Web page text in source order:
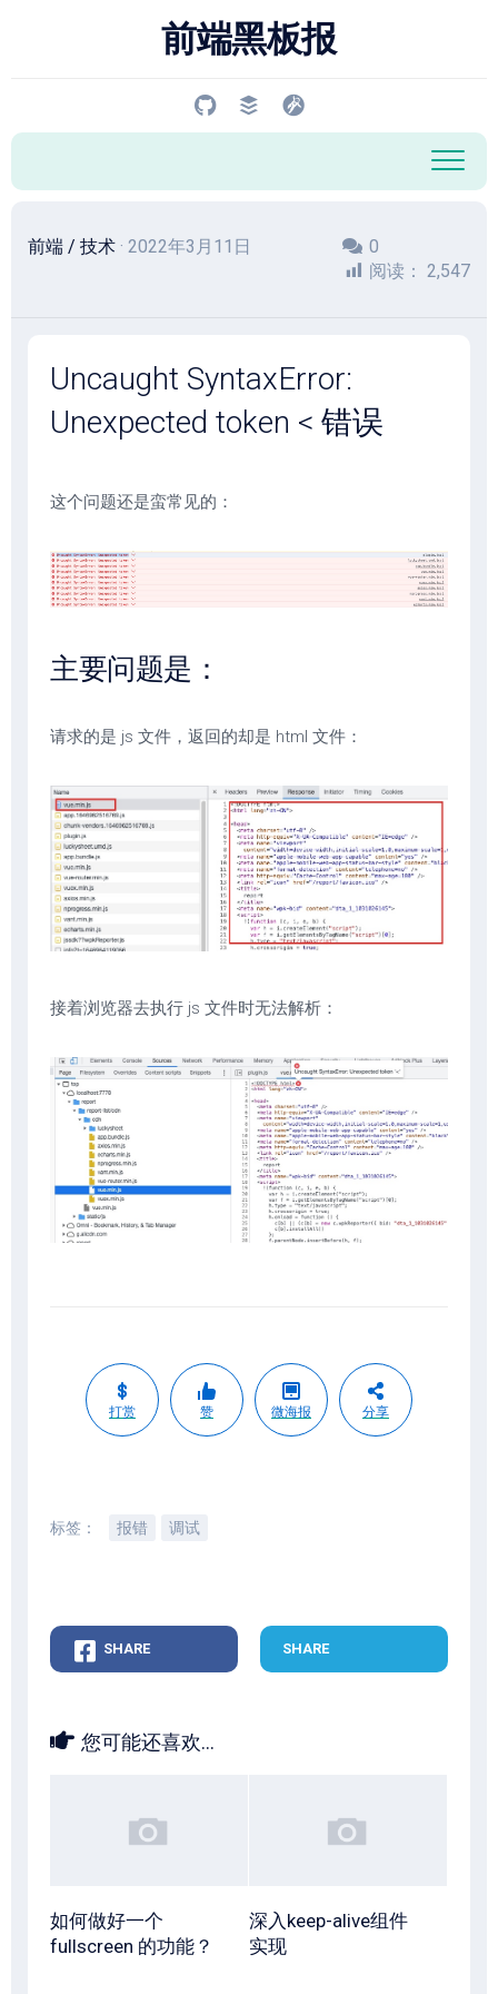
前端黑板报
前端 / 技术 · 2022年3月11日
0
阅读： 2,547
Uncaught SyntaxError:
Unexpected token < 错误
这个问题还是蛮常见的：
主要问题是：
请求的是 js 文件，返回的却是 html 文件：
接着浏览器去执行 js 文件时无法解析：
打赏 赞 微海报 分享
标签： 报错 调试
SHARE SHARE
您可能还喜欢...
如何做好一个
fullscreen 的功能？
深入keep-alive组件
实现